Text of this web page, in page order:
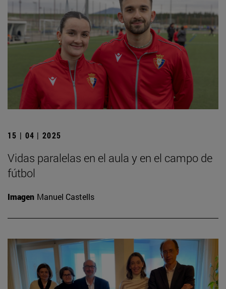
15 | 04 | 2025
Vidas paralelas en el aula y en el campo de
fútbol
Imagen Manuel Castells